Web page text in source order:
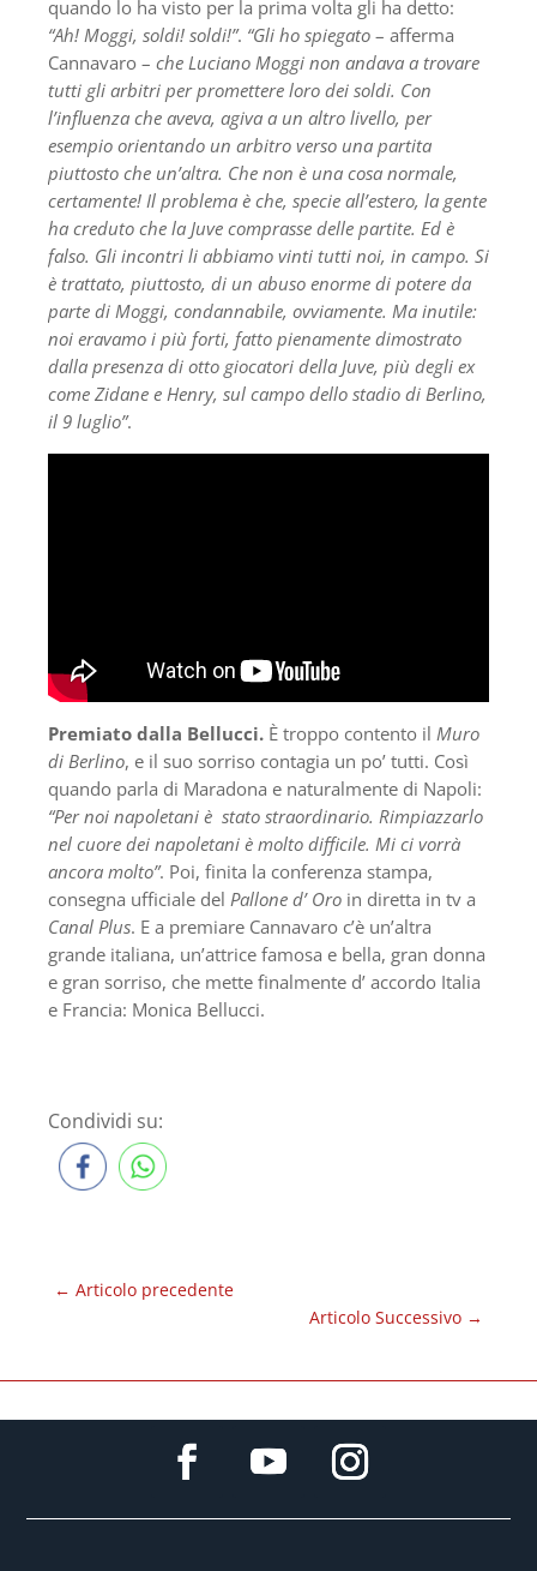
quando lo ha visto per la prima volta gli ha detto:
“Ah! Moggi, soldi! soldi!”. “Gli ho spiegato – afferma
Cannavaro – che Luciano Moggi non andava a trovare
tutti gli arbitri per promettere loro dei soldi. Con
l’influenza che aveva, agiva a un altro livello, per
esempio orientando un arbitro verso una partita
piuttosto che un’altra. Che non è una cosa normale,
certamente! Il problema è che, specie all’estero, la gente
ha creduto che la Juve comprasse delle partite. Ed è
falso. Gli incontri li abbiamo vinti tutti noi, in campo. Si
è trattato, piuttosto, di un abuso enorme di potere da
parte di Moggi, condannabile, ovviamente. Ma inutile:
noi eravamo i più forti, fatto pienamente dimostrato
dalla presenza di otto giocatori della Juve, più degli ex
come Zidane e Henry, sul campo dello stadio di Berlino,
il 9 luglio”.
Premiato dalla Bellucci. È troppo contento il Muro
di Berlino, e il suo sorriso contagia un po’ tutti. Così
quando parla di Maradona e naturalmente di Napoli:
“Per noi napoletani è stato straordinario. Rimpiazzarlo
nel cuore dei napoletani è molto difficile. Mi ci vorrà
ancora molto”. Poi, finita la conferenza stampa,
consegna ufficiale del Pallone d’ Oro in diretta in tv a
Canal Plus. E a premiare Cannavaro c’è un’altra
grande italiana, un’attrice famosa e bella, gran donna
e gran sorriso, che mette finalmente d’ accordo Italia
e Francia: Monica Bellucci.
Condividi su:
← Articolo precedente
Articolo Successivo →